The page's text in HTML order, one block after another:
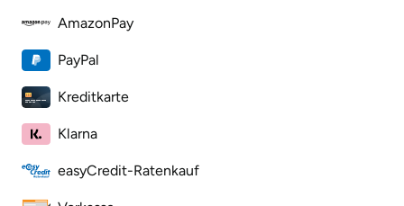
AmazonPay
PayPal
Kreditkarte
Klarna
easyCredit-Ratenkauf
Homburg
Horb am Neckar